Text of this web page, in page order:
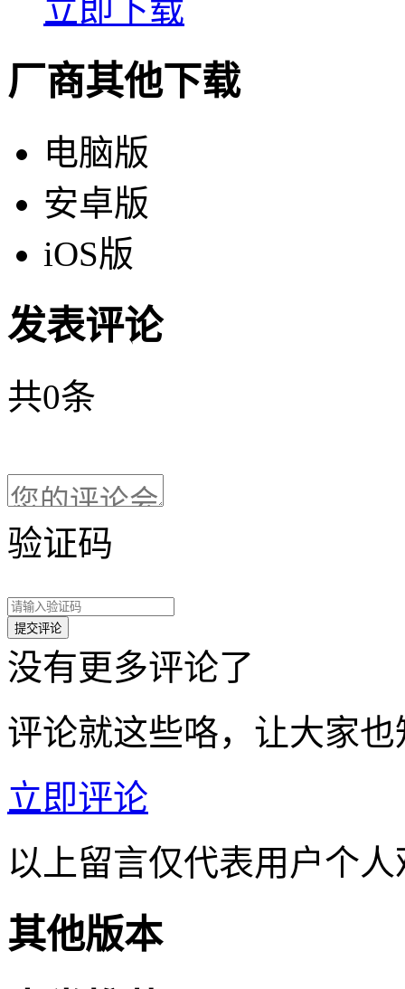
立即下载
厂商其他下载
电脑版
安卓版
iOS版
发表评论
共0条
验证码
没有更多评论了
评论就这些咯，让大家
立即评论
以上留言仅代表用户个
其他版本